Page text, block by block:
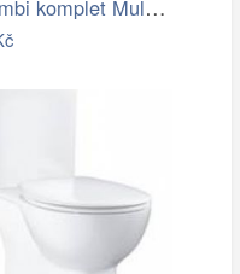
Wc kombi komplet Multi Eur spodní odpad…